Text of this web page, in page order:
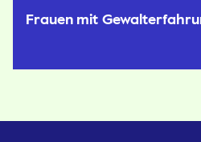
Frauen mit